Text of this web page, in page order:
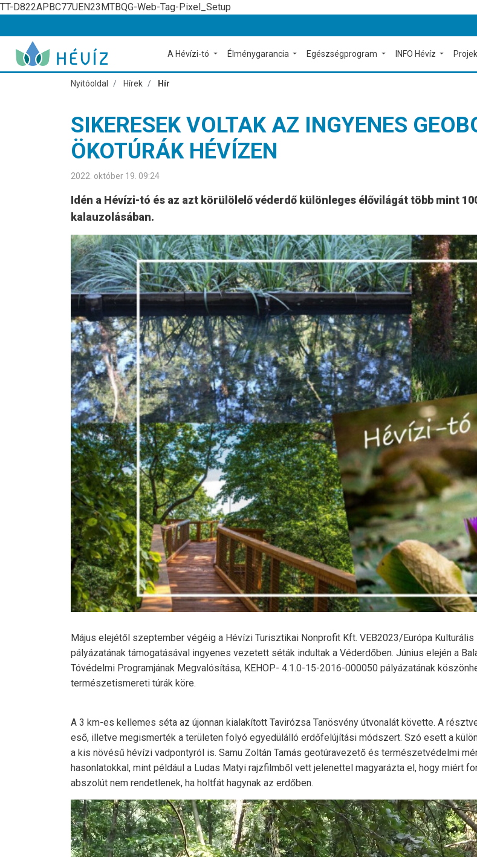
TT-D822APBC77UEN23MTBQG-Web-Tag-Pixel_Setup
A Hévízi-tó Élménygarancia Egészségprogram INFO Hévíz
Nyitóoldal Hírek Hír
SIKERESEK VOLTAK AZ INGYENES
ÖKOTÚRÁK HÉVÍZEN
2022. október 19. 09:24
Idén a Hévízi-tó és az azt körülölelő véderdő különleges élővilágát több mint
kalauzolásában.
Május elejétől szeptember végéig a Hévízi Turisztikai Nonprofit Kft. VEB2023/Európa Kulturális
pályázatának támogatásával ingyenes vezetett séták indultak a Véderdőben. Június elején a
Tóvédelmi Programjának Megvalósítása, KEHOP- 4.1.0-15-2016-000050 pályázatának
természetismereti túrák köre.
A 3 km-es kellemes séta az újonnan kialakított Tavirózsa Tanösvény útvonalát követte. A
eső, illetve megismerték a területen folyó egyedülálló erdőfelújítási módszert. Szó esett a
a kis növésű hévízi vadpontyról is. Samu Zoltán Tamás geotúravezető és természetvédelmi
hasonlatokkal, mint például a Ludas Matyi rajzfilmből vett jelenettel magyarázta el, hogy miért
abszolút nem rendetlenek, ha holtfát hagynak az erdőben.